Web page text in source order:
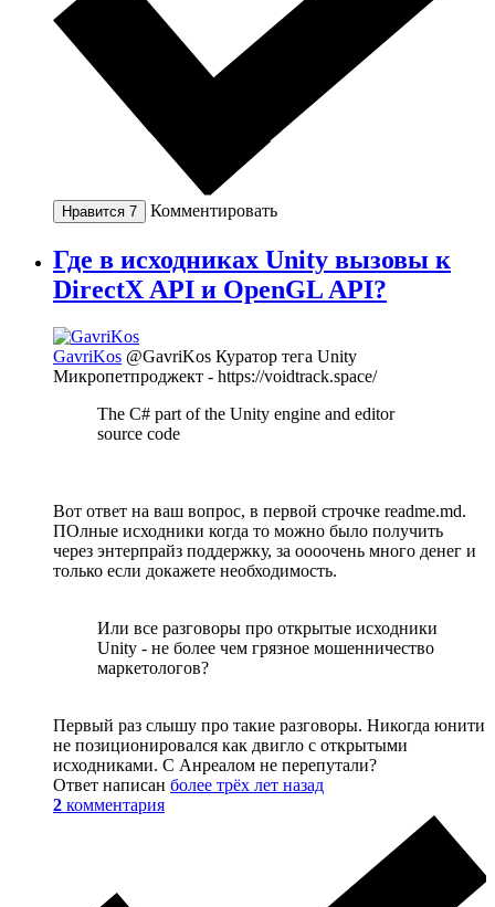
Нравится 7 Комментировать
Где в исходниках Unity вызовы к
DirectX API и OpenGL API?
GavriKos @GavriKos Куратор тега Unity
Микропетпроджект - https://voidtrack.space/
The C# part of the Unity engine and editor
source code
Вот ответ на ваш вопрос, в первой строчке readme.md.
ПОлные исходники когда то можно было получить
через энтерпрайз поддержку, за оооочень много денег и
только если докажете необходимость.
Или все разговоры про открытые исходники
Unity - не более чем грязное мошенничество
маркетологов?
Первый раз слышу про такие разговоры. Никогда юнити
не позиционировался как двигло с открытыми
исходниками. С Анреалом не перепутали?
Ответ написан более трёх лет назад
2 комментария